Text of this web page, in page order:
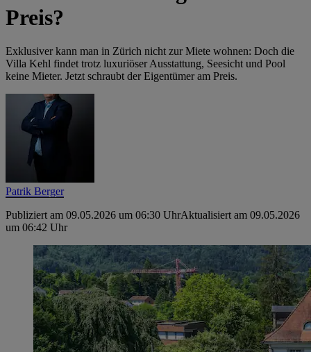
Preis?
Exklusiver kann man in Zürich nicht zur Miete wohnen: Doch die
Villa Kehl findet trotz luxuriöser Ausstattung, Seesicht und Pool
keine Mieter. Jetzt schraubt der Eigentümer am Preis.
Patrik Berger
Publiziert am 09.05.2026 um 06:30 UhrAktualisiert am 09.05.2026
um 06:42 Uhr